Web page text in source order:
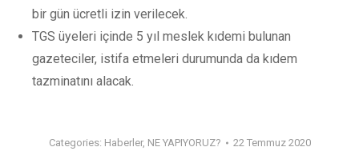
bir gün ücretli izin verilecek.
TGS üyeleri içinde 5 yıl meslek kıdemi bulunan
gazeteciler, istifa etmeleri durumunda da kıdem
tazminatını alacak.
Categories: Haberler, NE YAPIYORUZ? 22 Temmuz 2020